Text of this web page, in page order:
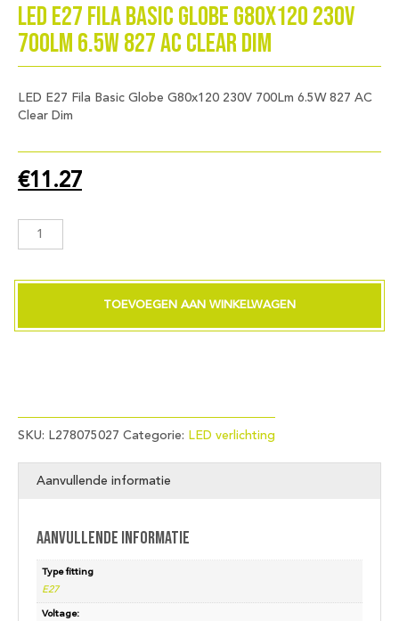
LED E27 Fila Basic Globe G80x120 230V
700Lm 6.5W 827 AC Clear Dim
LED E27 Fila Basic Globe G80x120 230V 700Lm 6.5W 827 AC
Clear Dim
€11.27
LED
Basic
230V
Dim
TOEVOEGEN AAN WINKELWAGEN
SKU: L278075027 Categorie: LED verlichting
Aanvullende informatie
Aanvullende informatie
Type fitting
E27
Voltage: